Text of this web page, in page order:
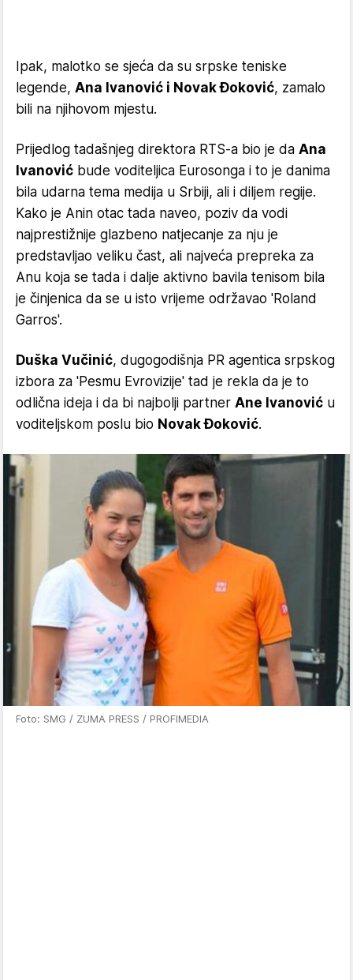
Ipak, malotko se sjeća da su srpske teniske
legende, Ana Ivanović i Novak Đoković, zamalo
bili na njihovom mjestu.
Prijedlog tadašnjeg direktora RTS-a bio je da Ana
Ivanović bude voditeljica Eurosonga i to je danima
bila udarna tema medija u Srbiji, ali i diljem regije.
Kako je Anin otac tada naveo, poziv da vodi
najprestižnije glazbeno natjecanje za nju je
predstavljao veliku čast, ali najveća prepreka za
Anu koja se tada i dalje aktivno bavila tenisom bila
je činjenica da se u isto vrijeme održavao 'Roland
Garros'.
Duška Vučinić, dugogodišnja PR agentica srpskog
izbora za 'Pesmu Evrovizije' tad je rekla da je to
odlična ideja i da bi najbolji partner Ane Ivanović u
voditeljskom poslu bio Novak Đoković.
Foto: SMG / ZUMA PRESS / PROFIMEDIA